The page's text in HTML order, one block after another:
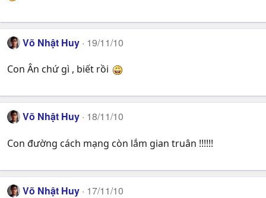
Võ Nhật Huy 19/11/10
Con Ân chứ gì , biết rồi
Võ Nhật Huy 18/11/10
Con đường cách mạng còn lắm gian truân !!!!!!
Võ Nhật Huy 17/11/10